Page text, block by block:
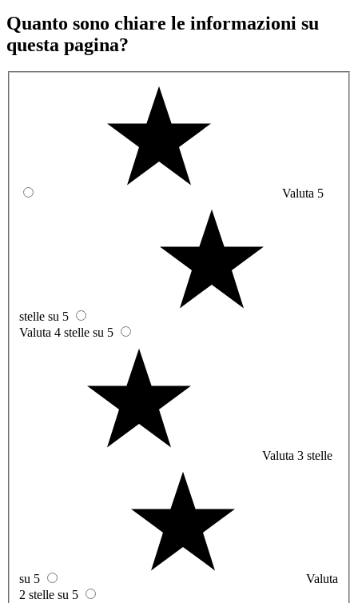
Quanto sono chiare le informazioni su
questa pagina?
Valuta 5
stelle su 5
Valuta 4 stelle su 5
Valuta 3 stelle
su 5
Valuta
2 stelle su 5